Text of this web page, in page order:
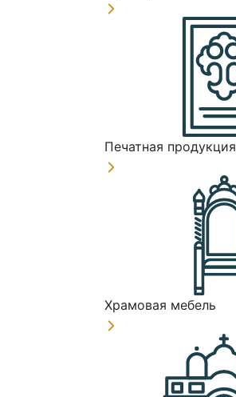
Печатная продукция
Храмовая мебель